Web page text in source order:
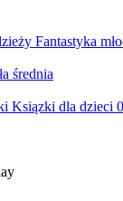
Fantastyka
średnia
Ksiązki dla dzieci